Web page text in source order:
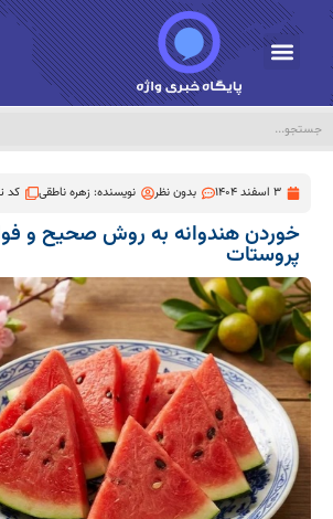
3 اسفند 1404 بدون نظر نویسنده:زهره ناطقی کد
خوردن هندوانه به روش صحیح و
پروستات